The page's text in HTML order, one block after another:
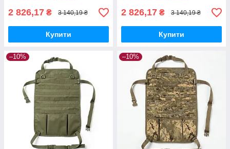
2 826,17 ₴ 3 140,19 ₴
Купити
2 826,17 ₴ 3 140,19 ₴
Купити
–10% –10%